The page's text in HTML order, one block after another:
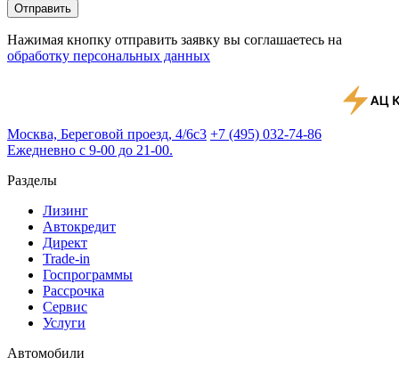
Отправить
Нажимая кнопку отправить заявку вы соглашаетесь на
обработку персональных данных
Москва, Береговой проезд, 4/6с3 +7 (495) 032-74-86
Ежедневно с 9-00 до 21-00.
Разделы
Лизинг
Автокредит
Директ
Trade-in
Госпрограммы
Рассрочка
Сервис
Услуги
Автомобили